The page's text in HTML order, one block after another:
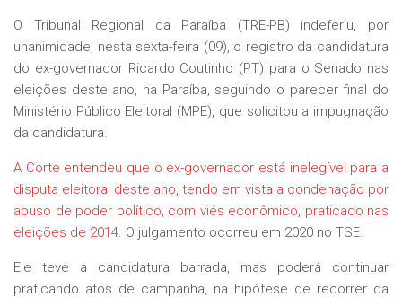
O Tribunal Regional da Paraíba (TRE-PB) indeferiu, por
unanimidade, nesta sexta-feira (09), o registro da candidatura
do ex-governador Ricardo Coutinho (PT) para o Senado nas
eleições deste ano, na Paraíba, seguindo o parecer final do
Ministério Público Eleitoral (MPE), que solicitou a impugnação
da candidatura.
A Corte entendeu que o ex-governador está inelegível para a
disputa eleitoral deste ano, tendo em vista a condenação por
abuso de poder político, com viés econômico, praticado nas
eleições de 2014. O julgamento ocorreu em 2020 no TSE.
Ele teve a candidatura barrada, mas poderá continuar
praticando atos de campanha, na hipótese de recorrer da